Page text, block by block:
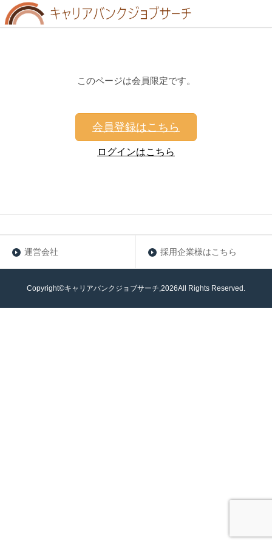
このページは会員限定です。
会員登録はこちら
ログインはこちら
運営会社 採用企業様はこちら
Copyright©キャリアバンクジョブサーチ,2026All Rights Reserved.